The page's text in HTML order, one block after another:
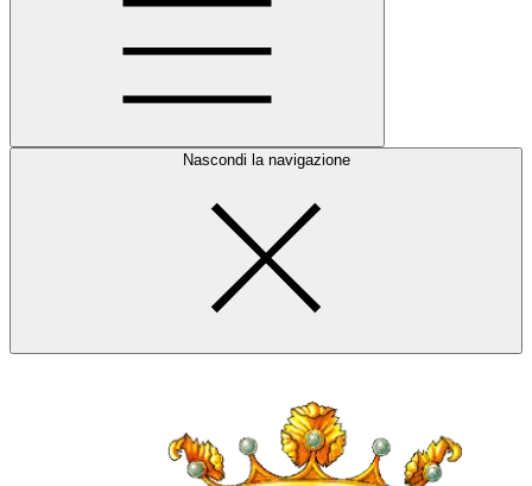
Nascondi la navigazione